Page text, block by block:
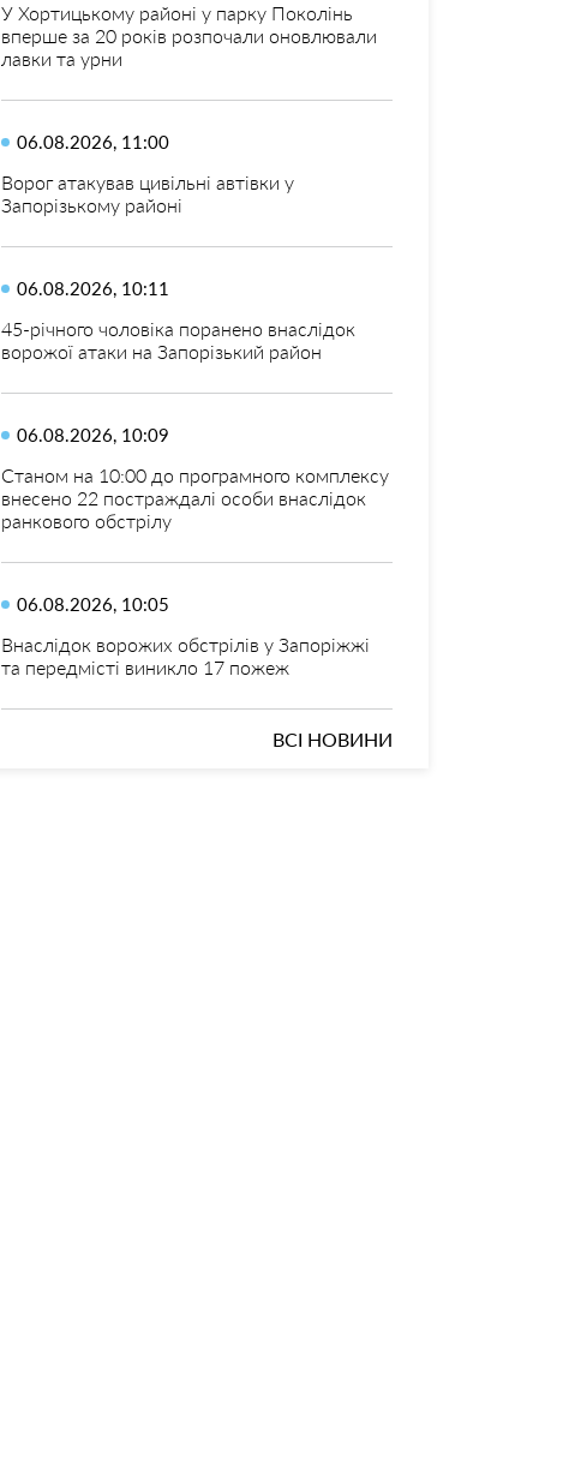
У Хортицькому районі у парку Поколінь
вперше за 20 років розпочали оновлювали
лавки та урни
06.08.2026, 11:00
Ворог атакував цивільні автівки у
Запорізькому районі
06.08.2026, 10:11
45-річного чоловіка поранено внаслідок
ворожої атаки на Запорізький район
06.08.2026, 10:09
Станом на 10:00 до програмного комплексу
внесено 22 постраждалі особи внаслідок
ранкового обстрілу
06.08.2026, 10:05
Внаслідок ворожих обстрілів у Запоріжжі
та передмісті виникло 17 пожеж
ВСІ НОВИНИ